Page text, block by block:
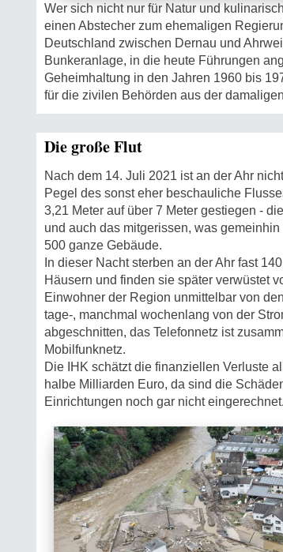
Wer sich nicht nur für Natur und
einen Abstecher zum ehemaligen
Deutschland zwischen Dernau und
Bunkeranlage, in die heute Führungen
Geheimhaltung in den Jahren 1960 bis
für die zivilen Behörden aus der
Die große Flut
Nach dem 14. Juli 2021 ist an der Ahr
Pegel des sonst eher beschauliche
3,21 Meter auf über 7 Meter gestiegen -
und auch das mitgerissen, was
500 ganze Gebäude.
In dieser Nacht sterben an der Ahr fast
Häusern und finden sie später verwüstet
Einwohner der Region unmittelbar von
tage-, manchmal wochenlang von der
abgeschnitten, das Telefonnetz ist
Mobilfunknetz.
Die IHK schätzt die finanziellen Verluste
halbe Milliarden Euro, da sind die
Einrichtungen noch gar nicht eingerechnet.